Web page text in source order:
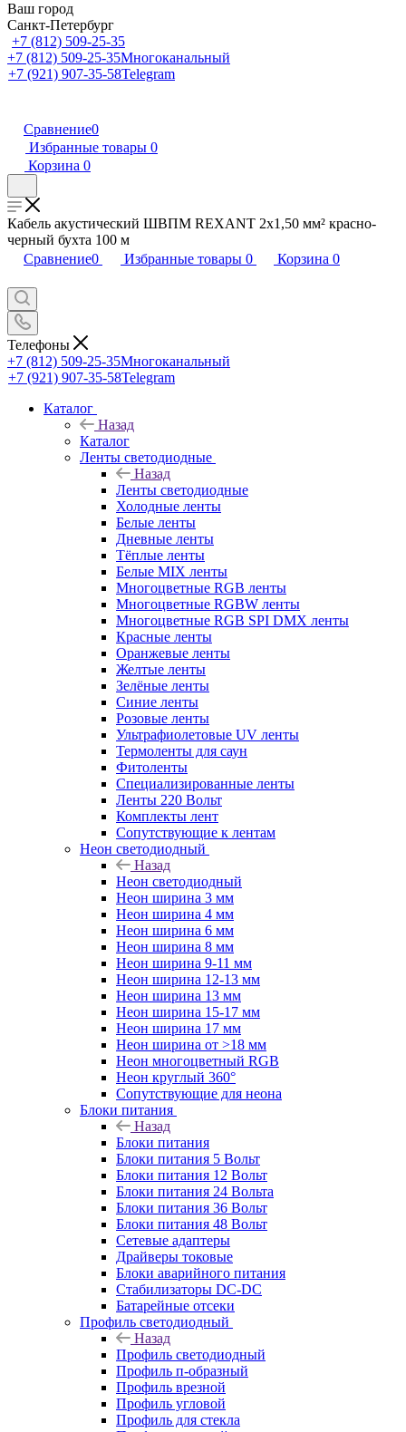
Ваш город
Санкт-Петербург
+7 (812) 509-25-35
+7 (812) 509-25-35Многоканальный
+7 (921) 907-35-58Telegram
Сравнение0
Избранные товары 0
Корзина 0
Кабель акустический ШВПМ REXANT 2х1,50 мм² красно-
черный бухта 100 м
Сравнение0 Избранные товары 0 Корзина 0
Телефоны
+7 (812) 509-25-35Многоканальный
+7 (921) 907-35-58Telegram
Каталог
Назад
Каталог
Ленты светодиодные
Назад
Ленты светодиодные
Холодные ленты
Белые ленты
Дневные ленты
Тёплые ленты
Белые MIX ленты
Многоцветные RGB ленты
Многоцветные RGBW ленты
Многоцветные RGB SPI DMX ленты
Красные ленты
Оранжевые ленты
Желтые ленты
Зелёные ленты
Синие ленты
Розовые ленты
Ультрафиолетовые UV ленты
Термоленты для саун
Фитоленты
Специализированные ленты
Ленты 220 Вольт
Комплекты лент
Сопутствующие к лентам
Неон светодиодный
Назад
Неон светодиодный
Неон ширина 3 мм
Неон ширина 4 мм
Неон ширина 6 мм
Неон ширина 8 мм
Неон ширина 9-11 мм
Неон ширина 12-13 мм
Неон ширина 13 мм
Неон ширина 15-17 мм
Неон ширина 17 мм
Неон ширина от >18 мм
Неон многоцветный RGB
Неон круглый 360°
Сопутствующие для неона
Блоки питания
Назад
Блоки питания
Блоки питания 5 Вольт
Блоки питания 12 Вольт
Блоки питания 24 Вольта
Блоки питания 36 Вольт
Блоки питания 48 Вольт
Сетевые адаптеры
Драйверы токовые
Блоки аварийного питания
Стабилизаторы DC-DC
Батарейные отсеки
Профиль светодиодный
Назад
Профиль светодиодный
Профиль п-образный
Профиль врезной
Профиль угловой
Профиль для стекла